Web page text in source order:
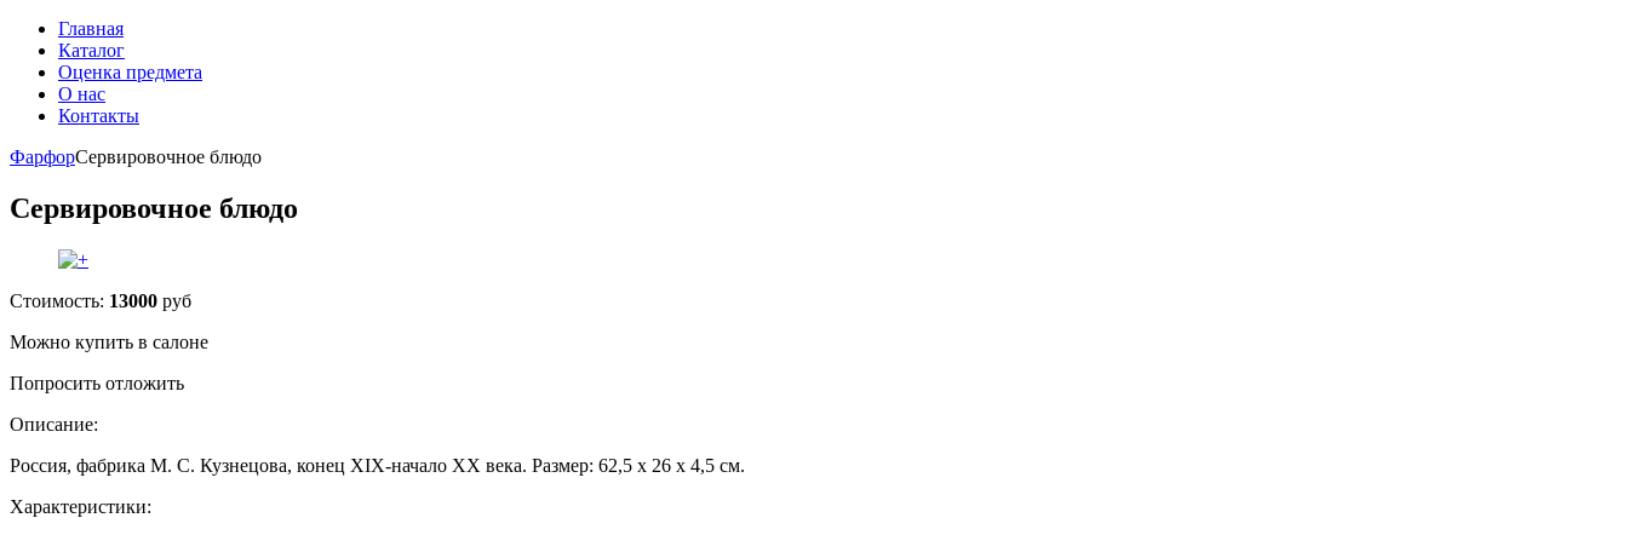
Главная
Каталог
Оценка предмета
О нас
Контакты
ФарфорСервировочное блюдо
Сервировочное блюдо
Стоимость: 13000 руб
Можно купить в салоне
Попросить отложить
Описание:
Россия, фабрика М. С. Кузнецова, конец XIX-начало XX века. Размер: 62,5 х 26 х 4,5 см.
Характеристики: